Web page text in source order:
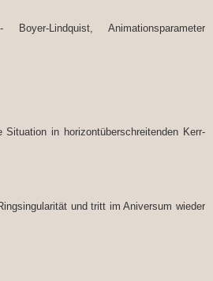
Lindquist, Animationsparameter
Situation in horizontüberschreitenden Kerr-
und tritt im Aniversum wieder